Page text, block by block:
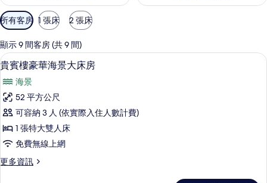
可
用
的
客
房
篩
選
條
所有客房 1 張床 2 張床
顯示 9 間客房 (共 9 間)
顯
示
貴
賓
樓
豪
海
貴賓樓豪華海景大床房 | 迷你吧、客
2
貴賓樓豪華海景大床房
海景
52 平方公尺
可容納 3 人 (依實際入住人數計費)
1 張特大雙人床
免費無線上網
更多資訊
更